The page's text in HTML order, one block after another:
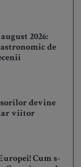
2026:
de
devine
viitor
Cum s-